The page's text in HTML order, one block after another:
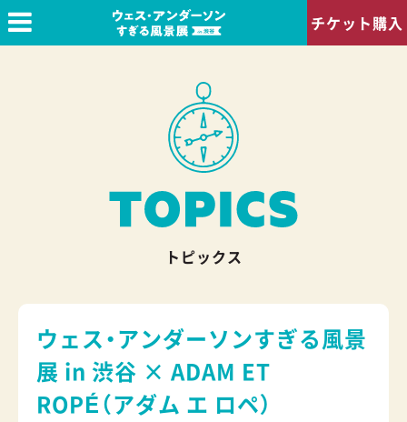
チケット購入
トピックス
ウェス・アンダーソンすぎる風景
展 in 渋谷 × ADAM ET
ROPÉ（アダム エ ロペ）